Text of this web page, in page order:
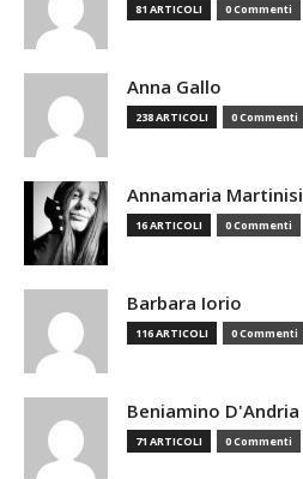
81 ARTICOLI 0 Commenti
Anna Gallo
238 ARTICOLI 0 Commenti
Annamaria Martinisi
16 ARTICOLI 0 Commenti
Barbara Iorio
116 ARTICOLI 0 Commenti
Beniamino D'Andria
71 ARTICOLI 0 Commenti